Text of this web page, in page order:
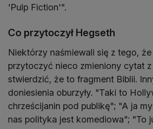
'Pulp Fiction'".
Co przytoczył Hegseth
Niektórzy naśmiewali się z tego, że
przytoczyć nieco zmieniony cytat z
stwierdzić, że to fragment Biblii.
doniesienia oburzyły. "Taki to
chrześcijanin pod publikę"; "A ja
nas polityka jest komediowa"; "To